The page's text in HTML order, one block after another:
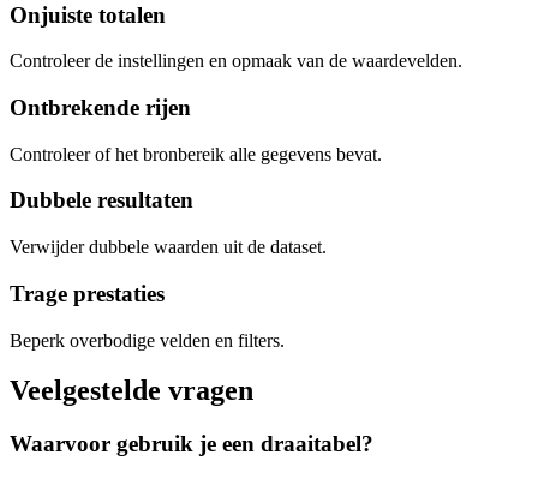
Onjuiste totalen
Controleer de instellingen en opmaak van de waardevelden.
Ontbrekende rijen
Controleer of het bronbereik alle gegevens bevat.
Dubbele resultaten
Verwijder dubbele waarden uit de dataset.
Trage prestaties
Beperk overbodige velden en filters.
Veelgestelde vragen
Waarvoor gebruik je een draaitabel?